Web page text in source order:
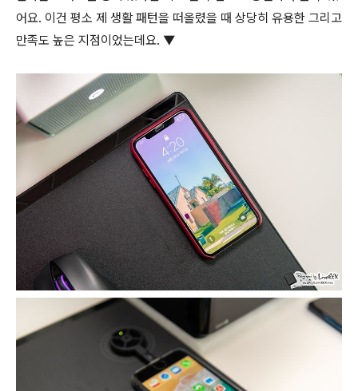
어요. 이건 평소 제 생활 패턴을 떠올렸을 때 상당히 유용한 그리고
만족도 높은 지점이었는데요. ▼